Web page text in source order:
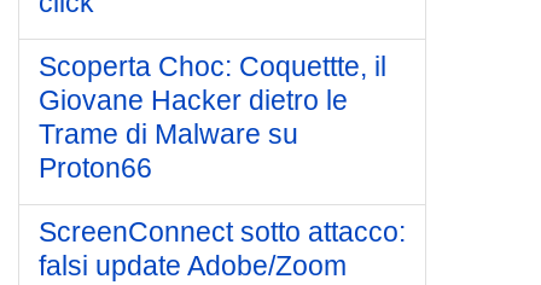
Scoperta Choc: Coquettte, il
Giovane Hacker dietro le
Trame di Malware su
Proton66
ScreenConnect sotto attacco:
falsi update Adobe/Zoom